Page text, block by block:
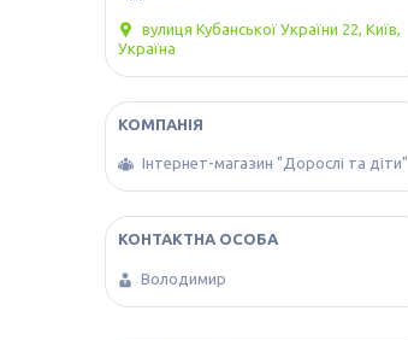
вулиця Кубанської України 22, Київ,
Україна
Інтернет-магазин "Дорослі та діти"
Володимир